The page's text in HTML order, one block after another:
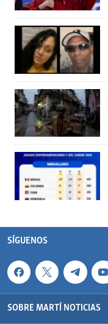
SÍGUENOS
SOBRE MARTÍ NOTICIAS